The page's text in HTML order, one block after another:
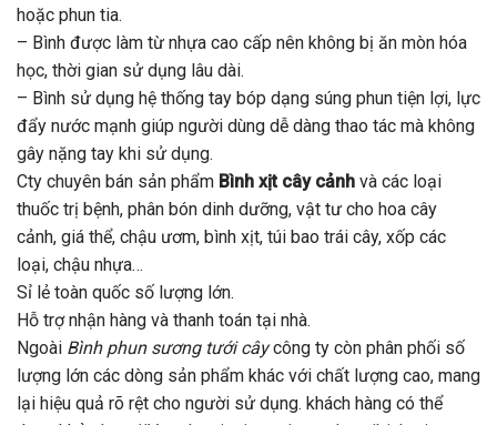
hoặc phun tia.
– Bình được làm từ nhựa cao cấp nên không bị ăn mòn hóa
học, thời gian sử dụng lâu dài.
– Bình sử dụng hệ thống tay bóp dạng súng phun tiện lợi, lực
đẩy nước mạnh giúp người dùng dễ dàng thao tác mà không
gây nặng tay khi sử dụng.
Cty chuyên bán sản phẩm Bình xịt cây cảnh và các loại
thuốc trị bệnh, phân bón dinh dưỡng, vật tư cho hoa cây
cảnh, giá thể, chậu ươm, bình xịt, túi bao trái cây, xốp các
loại, chậu nhựa…
Sỉ lẻ toàn quốc số lượng lớn.
Hỗ trợ nhận hàng và thanh toán tại nhà.
Ngoài Bình phun sương tưới câycông ty còn phân phối số
lượng lớn các dòng sản phẩm khác với chất lượng cao, mang
lại hiệu quả rõ rệt cho người sử dụng. khách hàng có thể